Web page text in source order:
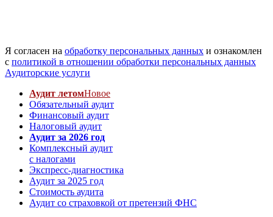
Я согласен на обработку персональных данных и ознакомлен
с политикой в отношении обработки персональных данных
Аудиторские услуги
Аудит летомНовое
Обязательный аудит
Финансовый аудит
Налоговый аудит
Аудит за 2026 год
Комплексный аудит
с налогами
Экспресс-диагностика
Аудит за 2025 год
Стоимость аудита
Аудит со страховкой от претензий ФНС